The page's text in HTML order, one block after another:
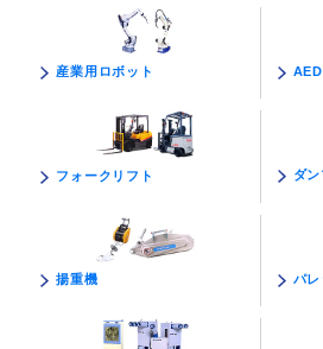
産業用ロボット AED
フォークリフト ダ
揚重機 パ